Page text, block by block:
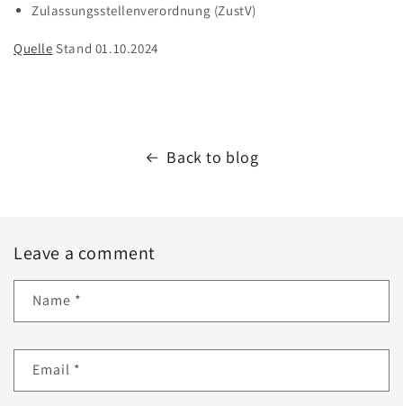
Zulassungsstellenverordnung (ZustV)
Quelle Stand 01.10.2024
Back to blog
Leave a comment
Name *
Email *